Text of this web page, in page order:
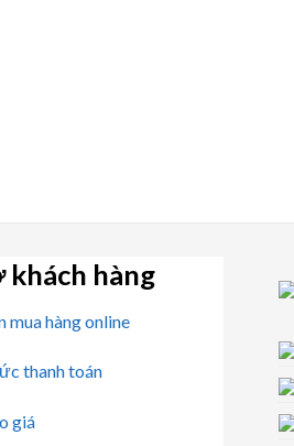
hàng
mua hàng online
thanh toán
giá